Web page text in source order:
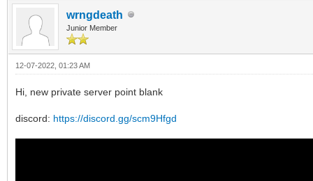
wrngdeath
Junior Member
12-07-2022, 01:23 AM
Hi, new private server point blank
discord: https://discord.gg/scm9Hfgd